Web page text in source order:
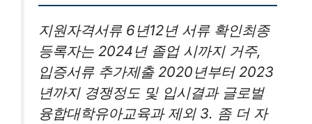
지원자격서류 6년12년 서류 확인최종
등록자는 2024년 졸업 시까지 거주,
입증서류 추가제출 2020년부터 2023
년까지 경쟁정도 및 입시결과 글로벌
융합대학유아교육과 제외 3. 좀 더 자